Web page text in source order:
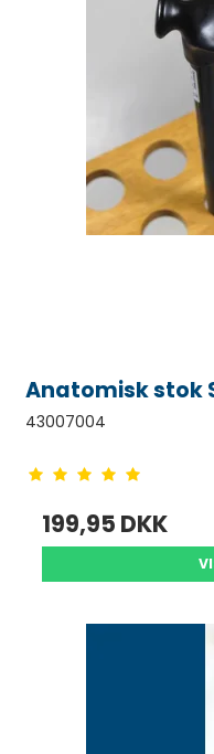
Anatomisk stok
43007004
199,95 DKK